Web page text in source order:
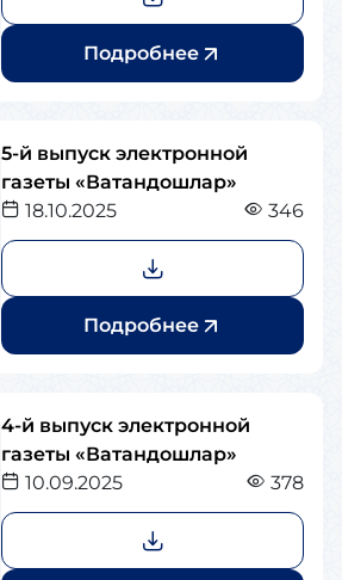
Подробнее
5-й выпуск электронной
газеты «Ватандошлар»
18.10.2025
346
Подробнее
4-й выпуск электронной
газеты «Ватандошлар»
10.09.2025
378